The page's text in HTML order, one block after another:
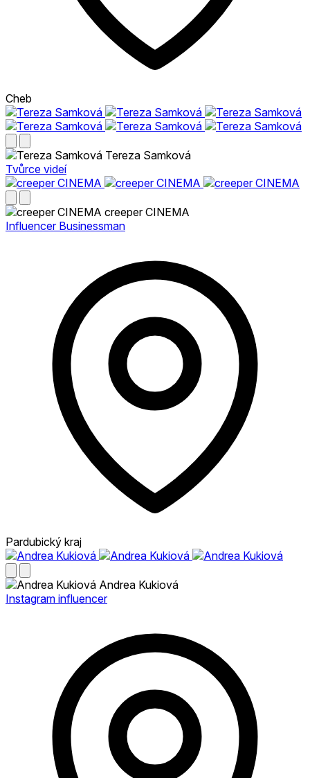
Cheb
Tereza Samková
Tvůrce videí
creeper CINEMA
Influencer Businessman
Pardubický kraj
Andrea Kukiová
Instagram influencer